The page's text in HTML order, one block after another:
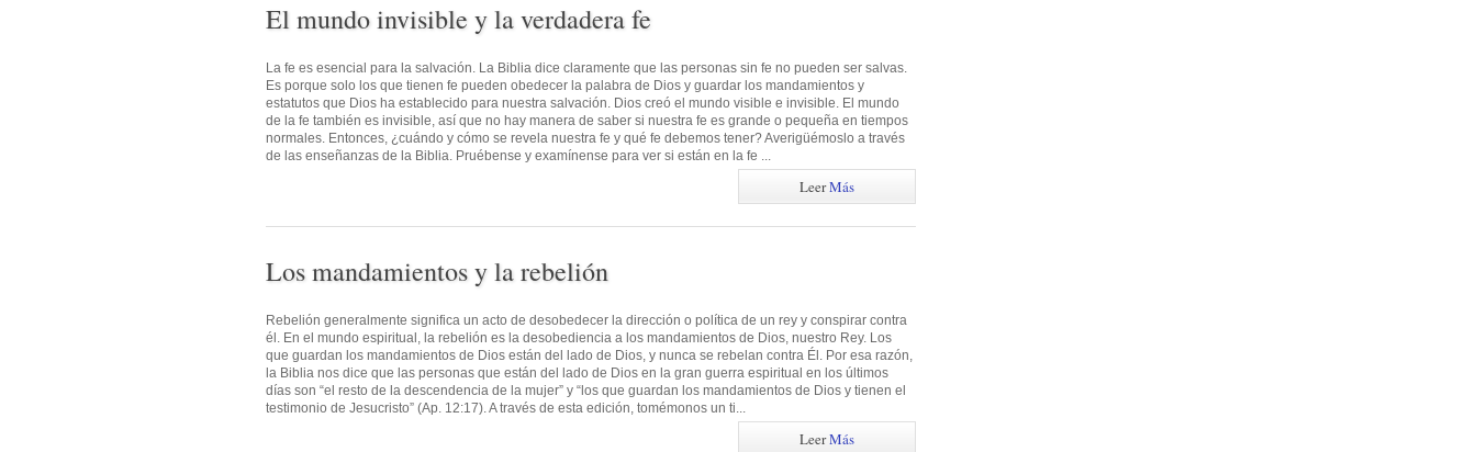
El mundo invisible y la verdadera fe
La fe es esencial para la salvación. La Biblia dice claramente que las personas sin fe no pueden ser salvas.
Es porque solo los que tienen fe pueden obedecer la palabra de Dios y guardar los mandamientos y
estatutos que Dios ha establecido para nuestra salvación. Dios creó el mundo visible e invisible. El mundo
de la fe también es invisible, así que no hay manera de saber si nuestra fe es grande o pequeña en tiempos
normales. Entonces, ¿cuándo y cómo se revela nuestra fe y qué fe debemos tener? Averigüémoslo a través
de las enseñanzas de la Biblia. Pruébense y examínense para ver si están en la fe ...
LeerMás
Los mandamientos y la rebelión
Rebelión generalmente significa un acto de desobedecer la dirección o política de un rey y conspirar contra
él. En el mundo espiritual, la rebelión es la desobediencia a los mandamientos de Dios, nuestro Rey. Los
que guardan los mandamientos de Dios están del lado de Dios, y nunca se rebelan contra Él. Por esa razón,
la Biblia nos dice que las personas que están del lado de Dios en la gran guerra espiritual en los últimos
días son “el resto de la descendencia de la mujer” y “los que guardan los mandamientos de Dios y tienen el
testimonio de Jesucristo” (Ap. 12:17). A través de esta edición, tomémonos un ti...
LeerMás